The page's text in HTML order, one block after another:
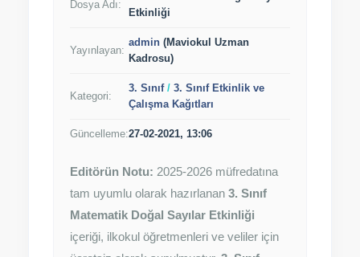
Dosya Adı:
Etkinliği
Yayınlayan:
admin (Maviokul Uzman
Kadrosu)
Kategori:
3. Sınıf/ 3. Sınıf Etkinlik ve
Çalışma Kağıtları
Güncelleme:27-02-2021, 13:06
Editörün Notu: 2025-2026 müfredatına
tam uyumlu olarak hazırlanan 3. Sınıf
Matematik Doğal Sayılar Etkinliği
içeriği, ilkokul öğretmenleri ve veliler için